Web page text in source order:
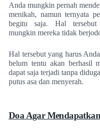
Anda mungkin pernah
menikah, namun ternyata
begitu saja. Hal tersebut
mungkin mereka tidak
Hal tersebut yang harus
belum tentu akan berhasil
dapat saja terjadi tanpa
putus asa dan menyerah.
Doa Agar